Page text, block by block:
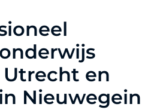
en
Nieuwegein